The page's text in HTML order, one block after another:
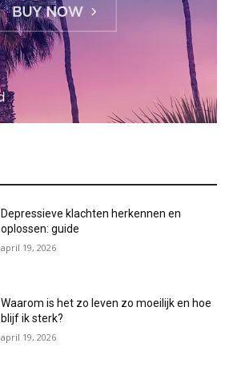
Depressieve klachten herkennen en
oplossen: guide
april 19, 2026
Waarom is het zo leven zo moeilijk en hoe
blijf ik sterk?
april 19, 2026